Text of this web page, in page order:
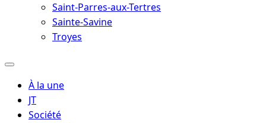
Saint-Parres-aux-Tertres
Sainte-Savine
Troyes
À la une
JT
Société